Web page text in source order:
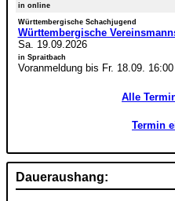
in online
Württembergische Schachjugend
Württembergische
Sa. 19.09.2026
in Spraitbach
Voranmeldung bis Fr. 18.09. 16:00
Alle
Termin
Daueraushang: